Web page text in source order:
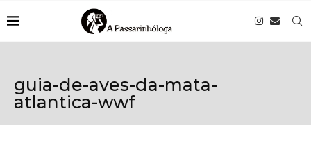
guia-de-aves-da-mata-
atlantica-wwf